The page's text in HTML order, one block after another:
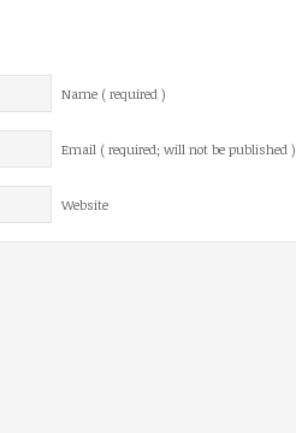
Name ( required )
Email ( required; will not be published )
Website